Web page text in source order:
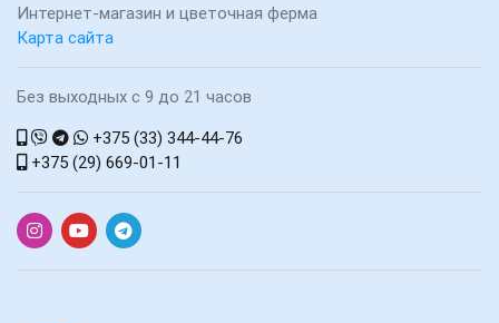
Интернет-магазин и цветочная ферма
Карта сайта
Без выходных с 9 до 21 часов
+375 (33) 344-44-76
+375 (29) 669-01-11